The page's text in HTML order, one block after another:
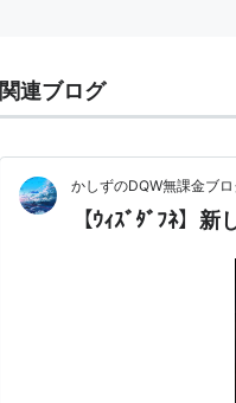
関連ブログ
かしずのDQW無課金ブ
【ｳｨｽﾞﾀﾞﾌﾈ】